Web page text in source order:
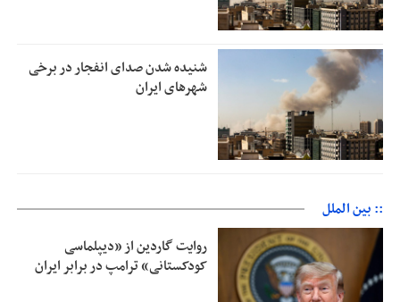
شنیده شدن صدای انفجار در برخی
شهرهای ایران
:: بین الملل
روایت گاردین از «دیپلماسی
کودکستانی» ترامپ در برابر ایران